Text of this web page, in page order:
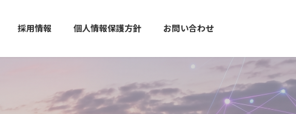
採用情報 個人情報保護方針 お問い合わせ